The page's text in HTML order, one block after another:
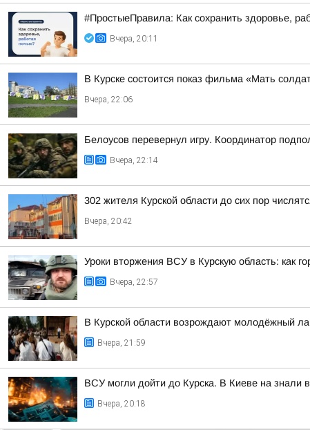
#ПростыеПравила: Как сохранить здоровье,
Вчера, 20:11
В Курске состоится показ фильма «Мать
Вчера, 22:06
Белоусов перевернул игру. Координатор
Вчера, 22:14
302 жителя Курской области до сих пор
Вчера, 20:42
Уроки вторжения ВСУ в Курскую область: как
Вчера, 22:57
В Курской области возрождают молодёжный
Вчера, 21:59
ВСУ могли дойти до Курска. В Киеве на знали
Вчера, 20:18